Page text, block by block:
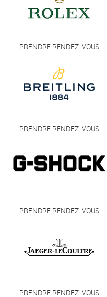
PRENDRE RENDEZ-VOUS
PRENDRE RENDEZ-VOUS
PRENDRE RENDEZ-VOUS
PRENDRE RENDEZ-VOUS